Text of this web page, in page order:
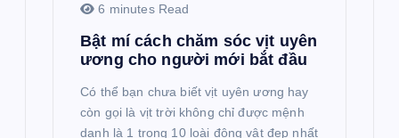
6 minutes Read
Bật mí cách chăm sóc vịt uyên
ương cho người mới bắt đầu
Có thể bạn chưa biết vịt uyên ương hay
còn gọi là vịt trời không chỉ được mệnh
danh là 1 trong 10 loài động vật đẹp nhất